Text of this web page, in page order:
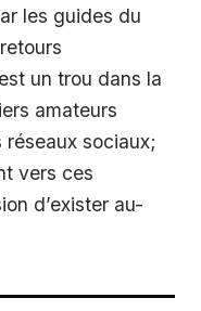
les guides du
un trou dans la
amateurs
sociaux;
vers ces
d’exister au-